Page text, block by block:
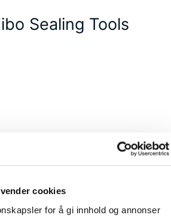
cookies
for å gi innhold og annonser
Sealing Tools